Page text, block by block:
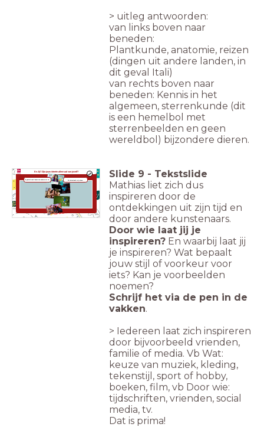
> uitleg antwoorden:
van links boven naar
beneden:
Plantkunde, anatomie, reizen
(dingen uit andere landen, in
dit geval Itali)
van rechts boven naar
beneden: Kennis in het
algemeen, sterrenkunde (dit
is een hemelbol met
sterrenbeelden en geen
wereldbol) bijzondere dieren.
En Jij? Zijn jouw ideeënallemaal van jezelf?
Dit beïnvloedt mijn keus:
Ik gebruik vaakideeën van anderen als ik:
Slide 9 - Tekstslide
Mathias liet zich dus
inspireren door de
ontdekkingen uit zijn tijd en
door andere kunstenaars.
Door wie laat jij je
inspireren? En waarbij laat jij
je inspireren? Wat bepaalt
jouw stijl of voorkeur voor
iets? Kan je voorbeelden
noemen?
Schrijf het via de pen in de
vakken.
> Iedereen laat zich inspireren
door bijvoorbeeld vrienden,
familie of media. Vb Wat:
keuze van muziek, kleding,
tekenstijl, sport of hobby,
boeken, film, vb Door wie:
tijdschriften, vrienden, social
media, tv.
Dat is prima!